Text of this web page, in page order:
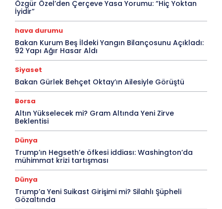
Özgür Özel’den Çerçeve Yasa Yorumu: “Hiç Yoktan
İyidir”
hava durumu
Bakan Kurum Beş İldeki Yangın Bilançosunu Açıkladı:
92 Yapı Ağır Hasar Aldı
Siyaset
Bakan Gürlek Behçet Oktay’ın Ailesiyle Görüştü
Borsa
Altın Yükselecek mi? Gram Altında Yeni Zirve
Beklentisi
Dünya
Trump’ın Hegseth’e öfkesi iddiası: Washington’da
mühimmat krizi tartışması
Dünya
Trump’a Yeni Suikast Girişimi mi? Silahlı Şüpheli
Gözaltında